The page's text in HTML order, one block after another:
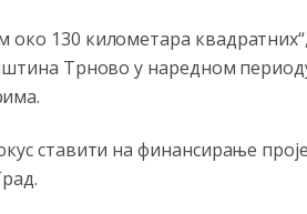
130 километара квадратних“,
Трново у наредном
ставити на финансирање